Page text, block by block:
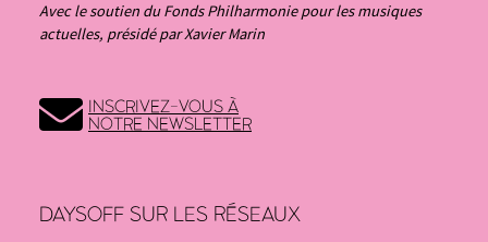
Avec le soutien du Fonds Philharmonie pour les musiques
actuelles, présidé par Xavier Marin
INSCRIVEZ-VOUS À
NOTRE NEWSLETTER
DAYSOFF SUR LES RÉSEAUX